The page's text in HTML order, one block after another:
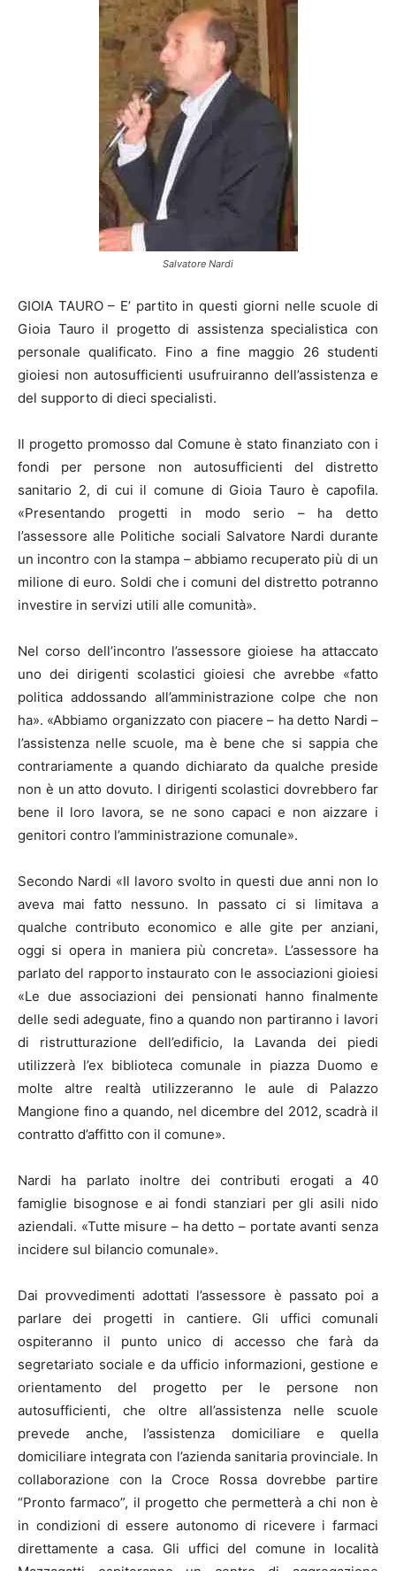
Salvatore Nardi
GIOIA TAURO – E’ partito in questi giorni nelle scuole di
Gioia Tauro il progetto di assistenza specialistica con
personale qualificato. Fino a fine maggio 26 studenti
gioiesi non autosufficienti usufruiranno dell’assistenza e
del supporto di dieci specialisti.
Il progetto promosso dal Comune è stato finanziato con i
fondi per persone non autosufficienti del distretto
sanitario 2, di cui il comune di Gioia Tauro è capofila.
«Presentando progetti in modo serio – ha detto
l’assessore alle Politiche sociali Salvatore Nardi durante
un incontro con la stampa – abbiamo recuperato più di un
milione di euro. Soldi che i comuni del distretto potranno
investire in servizi utili alle comunità».
Nel corso dell’incontro l’assessore gioiese ha attaccato
uno dei dirigenti scolastici gioiesi che avrebbe «fatto
politica addossando all’amministrazione colpe che non
ha». «Abbiamo organizzato con piacere – ha detto Nardi –
l’assistenza nelle scuole, ma è bene che si sappia che
contrariamente a quando dichiarato da qualche preside
non è un atto dovuto. I dirigenti scolastici dovrebbero far
bene il loro lavora, se ne sono capaci e non aizzare i
genitori contro l’amministrazione comunale».
Secondo Nardi «Il lavoro svolto in questi due anni non lo
aveva mai fatto nessuno. In passato ci si limitava a
qualche contributo economico e alle gite per anziani,
oggi si opera in maniera più concreta». L’assessore ha
parlato del rapporto instaurato con le associazioni gioiesi
«Le due associazioni dei pensionati hanno finalmente
delle sedi adeguate, fino a quando non partiranno i lavori
di ristrutturazione dell’edificio, la Lavanda dei piedi
utilizzerà l’ex biblioteca comunale in piazza Duomo e
molte altre realtà utilizzeranno le aule di Palazzo
Mangione fino a quando, nel dicembre del 2012, scadrà il
contratto d’affitto con il comune».
Nardi ha parlato inoltre dei contributi erogati a 40
famiglie bisognose e ai fondi stanziari per gli asili nido
aziendali. «Tutte misure – ha detto – portate avanti senza
incidere sul bilancio comunale».
Dai provvedimenti adottati l’assessore è passato poi a
parlare dei progetti in cantiere. Gli uffici comunali
ospiteranno il punto unico di accesso che farà da
segretariato sociale e da ufficio informazioni, gestione e
orientamento del progetto per le persone non
autosufficienti, che oltre all’assistenza nelle scuole
prevede anche, l’assistenza domiciliare e quella
domiciliare integrata con l’azienda sanitaria provinciale. In
collaborazione con la Croce Rossa dovrebbe partire
“Pronto farmaco”, il progetto che permetterà a chi non è
in condizioni di essere autonomo di ricevere i farmaci
direttamente a casa. Gli uffici del comune in località